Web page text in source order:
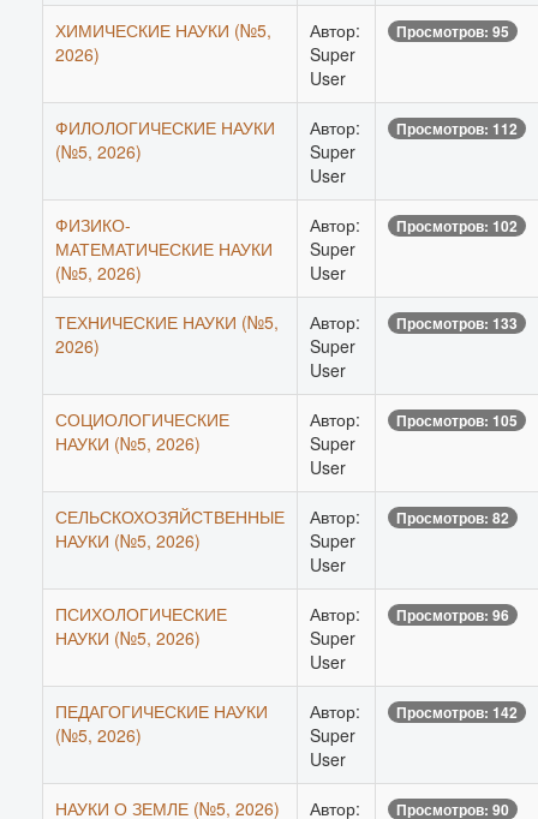
ХИМИЧЕСКИЕ НАУКИ (№5,
2026)
Автор:
Super
User
Просмотров: 95
ФИЛОЛОГИЧЕСКИЕ НАУКИ
(№5, 2026)
Автор:
Super
User
Просмотров: 112
ФИЗИКО-
МАТЕМАТИЧЕСКИЕ НАУКИ
(№5, 2026)
Автор:
Super
User
Просмотров: 102
ТЕХНИЧЕСКИЕ НАУКИ (№5,
2026)
Автор:
Super
User
Просмотров: 133
СОЦИОЛОГИЧЕСКИЕ
НАУКИ (№5, 2026)
Автор:
Super
User
Просмотров: 105
СЕЛЬСКОХОЗЯЙСТВЕННЫЕ
НАУКИ (№5, 2026)
Автор:
Super
User
Просмотров: 82
ПСИХОЛОГИЧЕСКИЕ
НАУКИ (№5, 2026)
Автор:
Super
User
Просмотров: 96
ПЕДАГОГИЧЕСКИЕ НАУКИ
(№5, 2026)
Автор:
Super
User
Просмотров: 142
НАУКИ О ЗЕМЛЕ (№5, 2026)
Автор:
Просмотров: 90